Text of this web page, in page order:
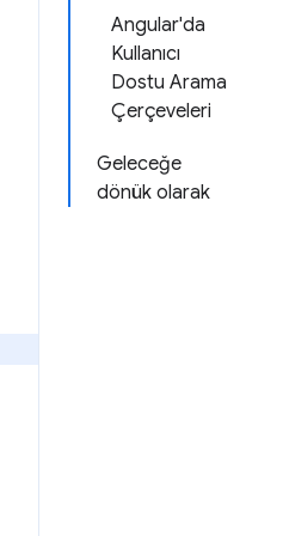
Angular'da
Kullanıcı
Dostu Arama
Çerçeveleri
Geleceğe
dönük olarak